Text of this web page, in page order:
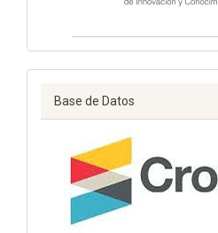
Base de Datos